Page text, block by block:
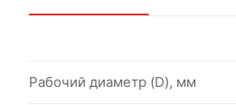
Рабочий диаметр (D), мм